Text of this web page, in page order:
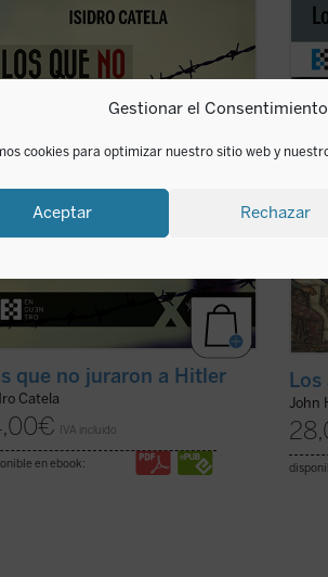
Gestionar el
cookies para optimizar nuestro sitio web y
Aceptar Rechazar
Francisco Jägerstätter, fue uno de los
de católico, no quiso jurar fidelidad a
Hitler. Aquí se narra su vida y su martirio,
que no juraron a Hitler
Catela
€ IVA incluido
en ebook:
de
...
Los
John